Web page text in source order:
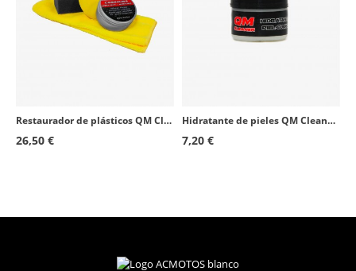
Restaurador de plásticos QM Cleaner Carnauba 100gr
26,50 €
Hidratante de pieles QM Cleaner 60ml
7,20 €